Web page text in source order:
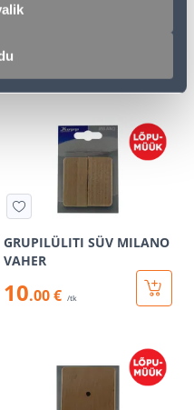
LÜLITI 1-NE LIHT DELTA+
2
GRUPILÜLITI SÜV MILANO
VAHER
10.00 € /tk